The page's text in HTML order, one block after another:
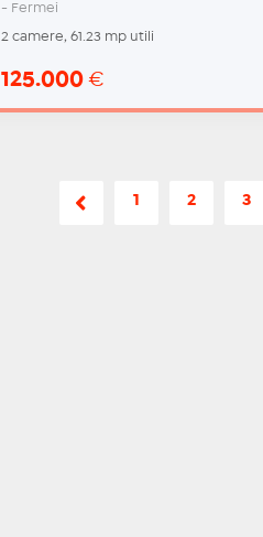
- Fermei
2 camere, 61.23 mp utili
125.000 €
1 2 3